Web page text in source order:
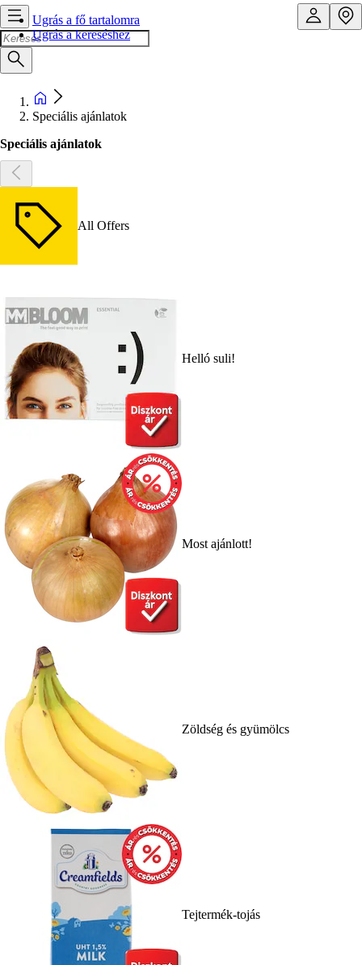
Ugrás a fő tartalomra
Ugrás a kereséshez
Speciális ajánlatok
Speciális ajánlatok
All Offers
Helló suli!
Most ajánlott!
Zöldség és gyümölcs
Tejtermék-tojás